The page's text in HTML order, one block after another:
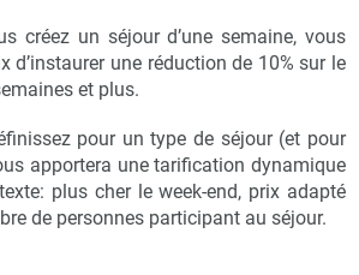
créez un séjour d’une semaine, vous
d’instaurer une réduction de 10% sur le
et plus.
pour un type de séjour (et pour
apportera une tarification dynamique
plus cher le week-end, prix adapté
de personnes participant au séjour.